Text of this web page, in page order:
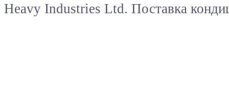
Heavy Industries Ltd. Поставка